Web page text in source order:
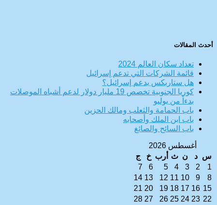
أحدث المقالات
تعداد سكان العالم 2024
قائمة الشركات التي تدعم إسرائيل
هل ستاربكس يدعم إسرائيل؟
كوريا الجنوبية تخصص 19 مليار دولار لدعم أشباه الموصلات
بدءاً من يوليو
باب الحمامة والثعلب ومالك الحزين
باب ابن الملك وأصحابه
باب السائح والصائغ
أغسطس 2026
س
د ن ث أرب خ
ج
1
2
3
4
5
6
7
8
9
10
11
12
13
14
15
16
17
18
19
20
21
22
23
24
25
26
27
28